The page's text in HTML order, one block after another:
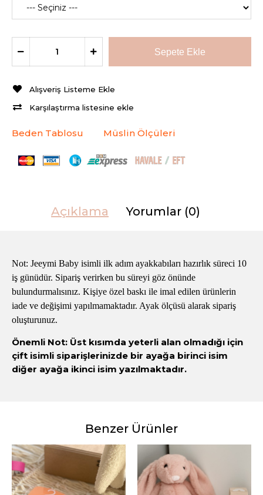
Alışveriş Listeme Ekle
Karşılaştırma listesine ekle
Beden Tablosu Müslin Ölçüleri
Açıklama Yorumlar (0)
Not: Jeeymi Baby isimli ilk adım ayakkabıları hazırlık süreci 10
iş günüdür. Sipariş verirken bu süreyi göz önünde
bulundurmalısınız. Kişiye özel baskı ile imal edilen ürünlerin
iade ve değişimi yapılmamaktadır. Ayak ölçüsü alarak sipariş
oluşturunuz.
Önemli Not: Üst kısımda yeterli alan olmadığı için
çift isimli siparişlerinizde bir ayağa birinci isim
diğer ayağa ikinci isim yazılmaktadır.
Benzer Ürünler